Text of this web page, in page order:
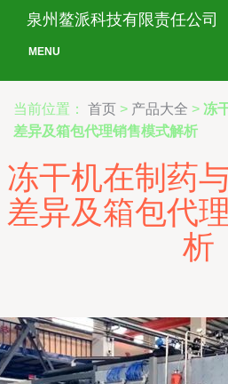
泉州鳌派科技有限责任公司
MENU
当前位置： 首页 > 产品大全 > 冻
差异及箱包代理销售模式解析
冻干机在制药
差异及箱包代
析